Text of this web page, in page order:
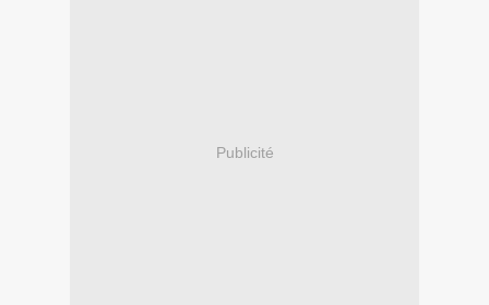
Publicité